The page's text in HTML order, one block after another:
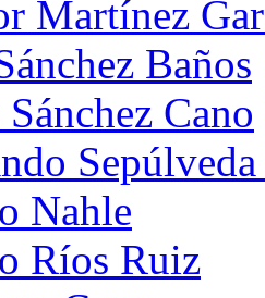
Martínez
Baños
Cano
Nahle
Ríos Ruiz